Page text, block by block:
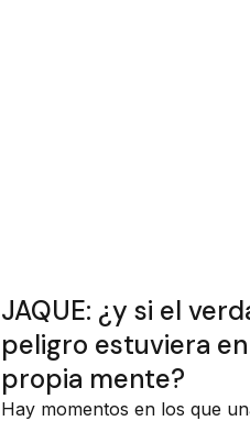
JAQUE: ¿y si el
peligro estuviera
propia mente?
Hay momentos en los que